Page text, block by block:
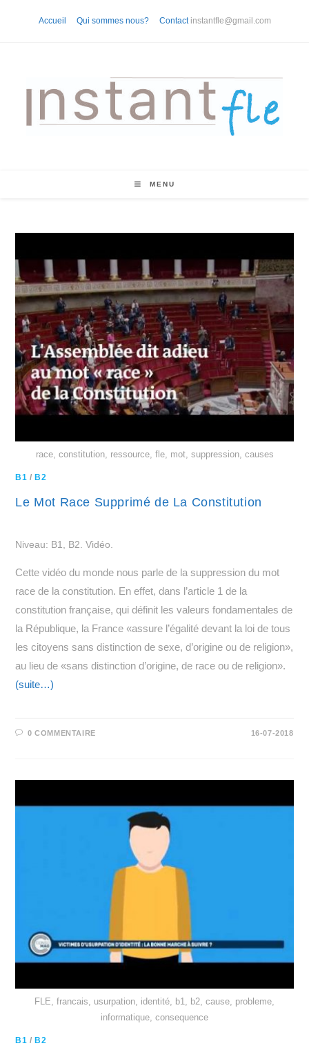
Accueil Qui sommes nous? Contact instantfle@gmail.com
MENU
race, constitution, ressource, fle, mot, suppression, causes
B1 /B2
Le Mot Race Supprimé de La Constitution
Niveau: B1, B2. Vidéo.
Cette vidéo du monde nous parle de la suppression du mot
race de la constitution. En effet, dans l’article 1 de la
constitution française, qui définit les valeurs fondamentales de
la République, la France «assure l’égalité devant la loi de tous
les citoyens sans distinction de sexe, d’origine ou de religion»,
au lieu de «sans distinction d’origine, de race ou de religion».
(suite…)
0 COMMENTAIRE 16-07-2018
FLE, francais, usurpation, identité, b1, b2, cause, probleme,
informatique, consequence
B1 /B2